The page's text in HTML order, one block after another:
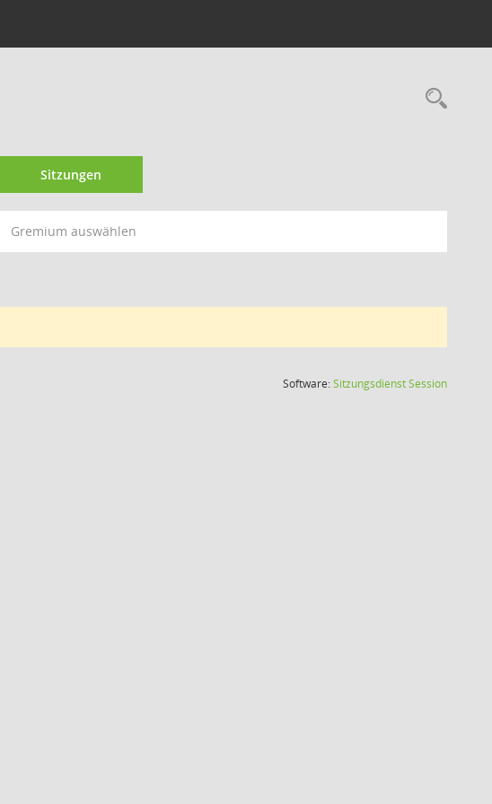
Sitzungen
Gremium auswählen
Software:SitzungsdienstSession(Wird in